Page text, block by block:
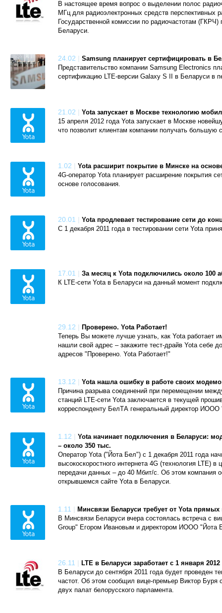
В настоящее время вопрос о выделении полос
МГц для радиоэлектронных средств перспективных
Государственной комиссии по радиочастотам (ГКРЧ)
Беларуси.
24.02 | Samsung планирует сертифицировать в
Представительство компании Samsung Electronics
сертификацию LTE-версии Galaxy S II в Беларуси в
21.02 | Yota запускает в Москве технологию
15 апреля 2012 года Yota запускает в Москве
что позволит клиентам компании получать большую
1.02 | Yota расширит покрытие в Минске на
4G-оператор Yota планирует расширение покрытия
основе голосования.
20.01 | Yota продлевает тестирование сети до
С 1 декабря 2011 года в тестировании сети Yota
17.01 | За месяц к Yota подключились около 100
К LTE-сети Yota в Беларуси на данный момент
29.12 | Проверено. Yota Работает!
Теперь Вы можете лучше узнать, как Yota работает
нашли свой адрес – закажите тест-драйв Yota себе
адресов "Проверено. Yota Работает!"
13.12 | Yota нашла ошибку в работе своих
Причина разрыва соединений при перемещении
станций LTE-сети Yota заключается в текущей
корреспонденту БелТА генеральный директор
1.12 | Yota начинает подключения в Беларуси:
– около 350 тыс.
Оператор Yota ("Йота Бел") с 1 декабря 2011 года
высокоскоростного интернета 4G (технология LTE) в
передачи данных – до 40 Мбит/с. Об этом компания
открывшемся сайте Yota в Беларуси.
1.11 | Минсвязи Беларуси требует от Yota прямых
В Минсвязи Беларуси вчера состоялась встреча с
Group" Егором Ивановым и директором ИООО "Йота
26.11 | LTE в Беларуси заработает с 1 января 2012
В Беларуси до сентября 2011 года будет проведен
частот. Об этом сообщил вице-премьер Виктор Буря
двух палат белорусского парламента.